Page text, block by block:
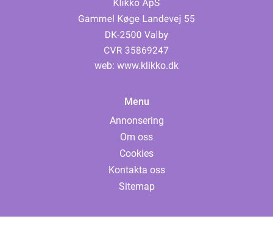
web: www.klikko.dk
Menu
Annonsering
Om oss
Cookies
Kontakta oss
Sitemap